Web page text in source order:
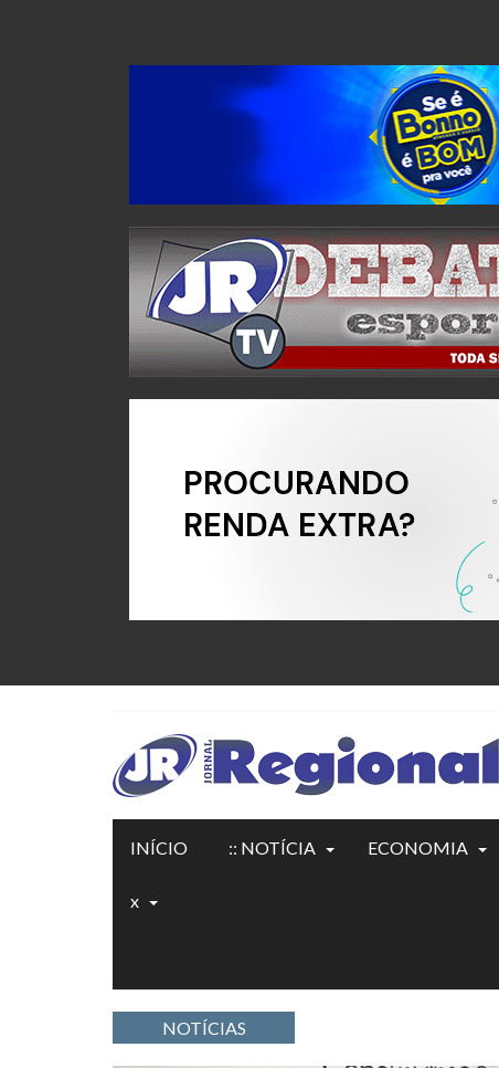
INÍCIO :: NOTÍCIA ECONOMIA
x
NOTÍCIAS